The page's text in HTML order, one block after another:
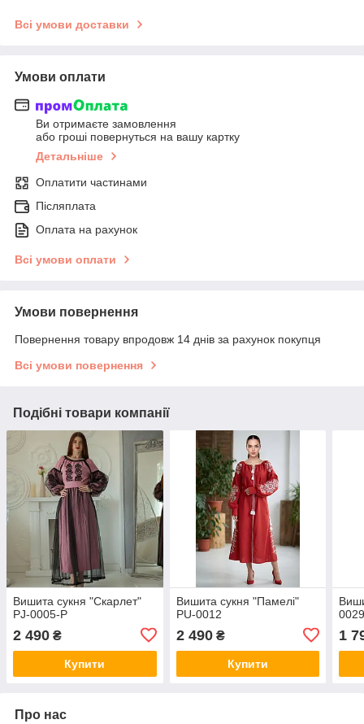
Всі умови доставки
Умови оплати
Ви отримаєте замовлення
або гроші повернуться на вашу картку
Детальніше
Оплатити частинами
Післяплата
Оплата на рахунок
Всі умови оплати
Умови повернення
Повернення товару впродовж 14 днів за рахунок покупця
Всі умови повернення
Подібні товари компанії
Вишита сукня "Скарлет"
PJ-0005-P
2 490 ₴
Купити
Вишита сукня "Памелі"
PU-0012
2 490₴
Купити
1
Про нас